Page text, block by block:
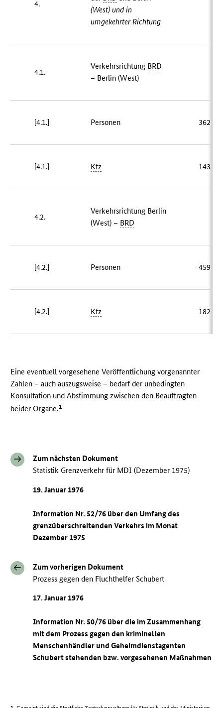
4.
(West) und in
umgekehrter Richtung
4.1.
Verkehrsrichtung BRD
– Berlin (West)
[4.1.] Personen 362
[4.1.] Kfz 143
4.2.
Verkehrsrichtung Berlin
(West) – BRD
[4.2.] Personen 459
[4.2.] Kfz 182
Eine eventuell vorgesehene Veröffentlichung vorgenannter
Zahlen – auch auszugsweise – bedarf der unbedingten
Konsultation und Abstimmung zwischen den Beauftragten
beider Organe.1
Zum nächsten Dokument
Statistik Grenzverkehr für MDI (Dezember 1975)
19. Januar 1976
Information Nr. 52/76 über den Umfang des
grenzüberschreitenden Verkehrs im Monat
Dezember 1975
Zum vorherigen Dokument
Prozess gegen den Fluchthelfer Schubert
17. Januar 1976
Information Nr. 50/76 über die im Zusammenhang
mit dem Prozess gegen den kriminellen
Menschenhändler und Geheimdienstagenten
Schubert stehenden bzw. vorgesehenen Maßnahmen